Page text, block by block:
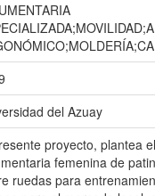
del Azuay
proyecto, plantea
femenina de
ruedas para